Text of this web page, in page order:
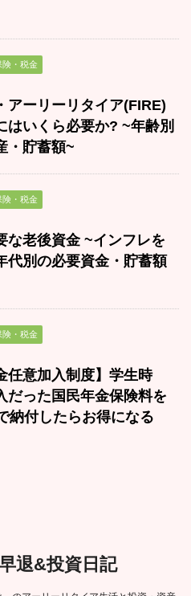
険・税金
アーリーリタイア(FIRE)
はいくら必要か? ~年齢別
・貯蓄額~
険・税金
な老後資金 ~インフレを
代別の必要資金・貯蓄額
険・税金
任意加入制度】学生時
だった国民年金保険料を
納付したらお得になる
退&投資日記